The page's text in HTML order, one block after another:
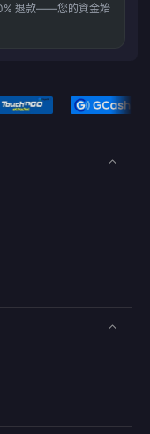
退款——您的資金始